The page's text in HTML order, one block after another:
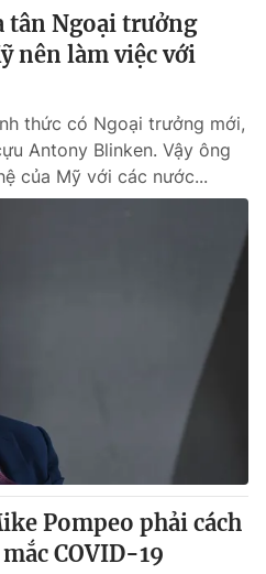
tân Ngoại trưởng
nên làm việc với
thức có Ngoại trưởng mới,
Antony Blinken. Vậy ông
của Mỹ với các nước...
Pompeo phải cách
COVID-19